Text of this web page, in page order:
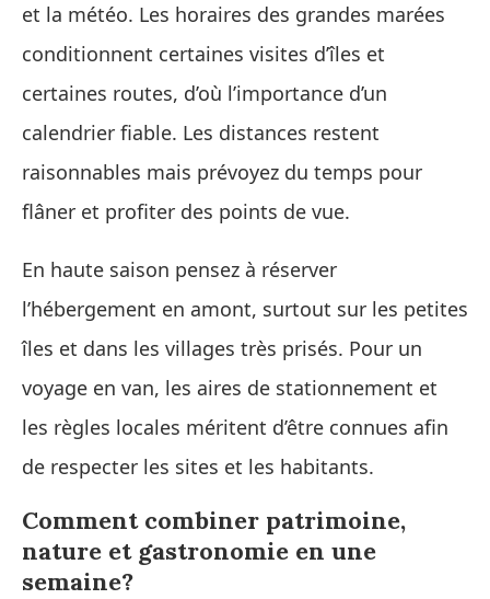
et la météo. Les horaires des grandes marées
conditionnent certaines visites d’îles et
certaines routes, d’où l’importance d’un
calendrier fiable. Les distances restent
raisonnables mais prévoyez du temps pour
flâner et profiter des points de vue.
En haute saison pensez à réserver
l’hébergement en amont, surtout sur les petites
îles et dans les villages très prisés. Pour un
voyage en van, les aires de stationnement et
les règles locales méritent d’être connues afin
de respecter les sites et les habitants.
Comment combiner patrimoine,
nature et gastronomie en une
semaine?